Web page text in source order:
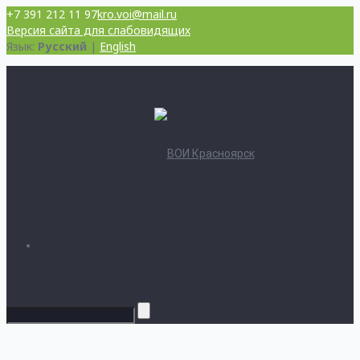
+7 391 212 11 97kro.voi@mail.ru
Версия сайта для слабовидящих
Язык: Русский | English